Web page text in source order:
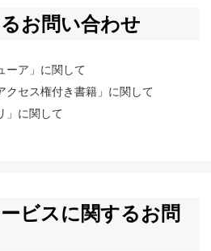
お問い合わせ
ーア」に関して
クセス権付き書籍」に関して
」に関して
ビスに関するお問